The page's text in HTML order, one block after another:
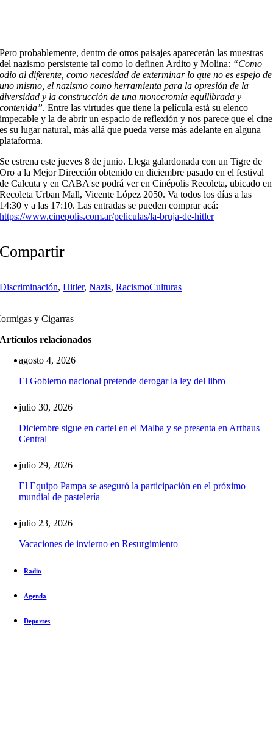
Pero probablemente, dentro de otros paisajes aparecerán las muestras
del nazismo persistente tal como lo definen Ardito y Molina: “Como
odio al diferente, como necesidad de exterminar lo que no es espejo de
uno mismo, el nazismo como herramienta para la opresión de la
diversidad y la construcción de una monocromía equilibrada y
contenida”. Entre las virtudes que tiene la película está su elenco
impecable y la de abrir un espacio de reflexión y nos parece que el cine
es su lugar natural, más allá que pueda verse más adelante en alguna
plataforma.
Se estrena este jueves 8 de junio. Llega galardonada con un Tigre de
Oro a la Mejor Dirección obtenido en diciembre pasado en el festival
de Calcuta y en CABA se podrá ver en Cinépolis Recoleta, ubicado en
Recoleta Urban Mall, Vicente López 2050. Va todos los días a las
14:30 y a las 17:10. Las entradas se pueden comprar acá:
https://www.cinepolis.com.ar/peliculas/la-bruja-de-hitler
Compartir
Discriminación,Hitler,Nazis,RacismoCulturas
y Cigarras
Artículos relacionados
agosto 4, 2026
El Gobierno nacional pretende derogar la ley del libro
julio 30, 2026
Diciembre sigue en cartel en el Malba y se presenta en Arthaus
Central
julio 29, 2026
El Equipo Pampa se aseguró la participación en el próximo
mundial de pastelería
julio 23, 2026
Vacaciones de invierno en Resurgimiento
Radio
Agenda
Deportes